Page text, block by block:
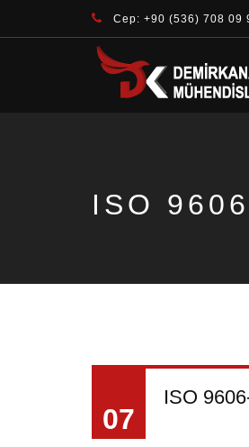
Cep: +90 (536) 708 09
ISO
07
ISO